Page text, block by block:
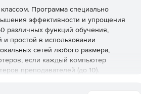
Программа специально
эффективности и упрощения
различных функций обучения,
простой в использовании
сетей любого размера,
если каждый компьютер
преподавателей (до 10).